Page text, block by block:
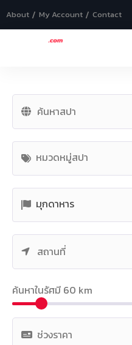
About My Account Contact
หมวดหมู่สปา
มุกดาหาร
ค้นหาในรัศมี 60 km
−